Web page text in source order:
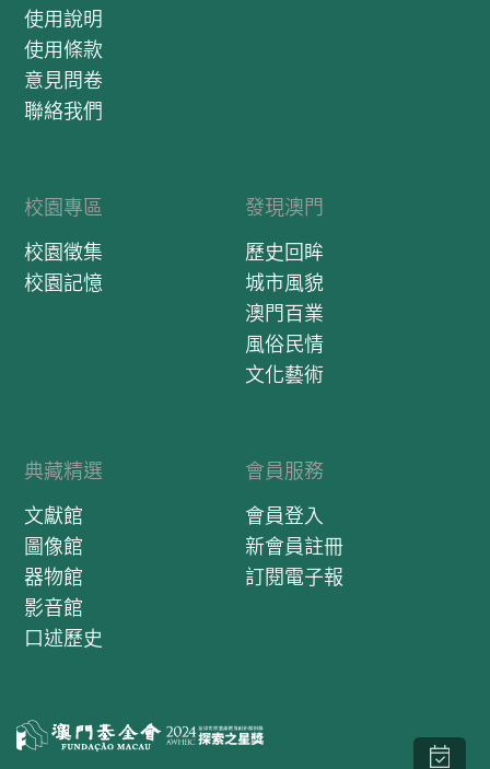
使用說明
使用條款
意見問卷
聯絡我們
校園專區
校園徵集
校園記憶
發現澳門
歷史回眸
城市風貌
澳門百業
風俗民情
文化藝術
典藏精選
文獻館
圖像館
器物館
影音館
口述歷史
會員服務
會員登入
新會員註冊
訂閱電子報